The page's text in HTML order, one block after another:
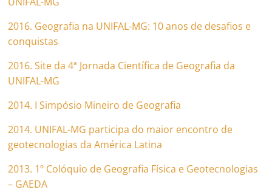
2016. Geografia na UNIFAL-MG: 10 anos de desafios e
conquistas
2016. Site da 4ª Jornada Científica de Geografia da
UNIFAL-MG
2014. I Simpósio Mineiro de Geografia
2014. UNIFAL-MG participa do maior encontro de
geotecnologias da América Latina
2013. 1º Colóquio de Geografia Física e Geotecnologias
– GAEDA